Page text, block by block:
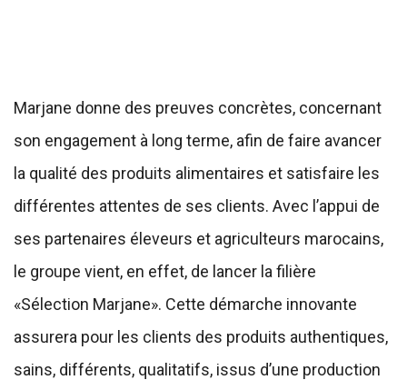
Marjane donne des preuves concrètes, concernant
son engagement à long terme, afin de faire avancer
la qualité des produits alimentaires et satisfaire les
différentes attentes de ses clients. Avec l’appui de
ses partenaires éleveurs et agriculteurs marocains,
le groupe vient, en effet, de lancer la filière
«Sélection Marjane». Cette démarche innovante
assurera pour les clients des produits authentiques,
sains, différents, qualitatifs, issus d’une production